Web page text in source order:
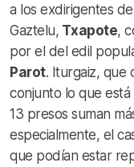
a los exdirigentes
Gaztelu, Txapote,
por el del edil
Parot. Iturgaiz, que
conjunto lo que
13 presos suman
especialmente, el
que podían estar